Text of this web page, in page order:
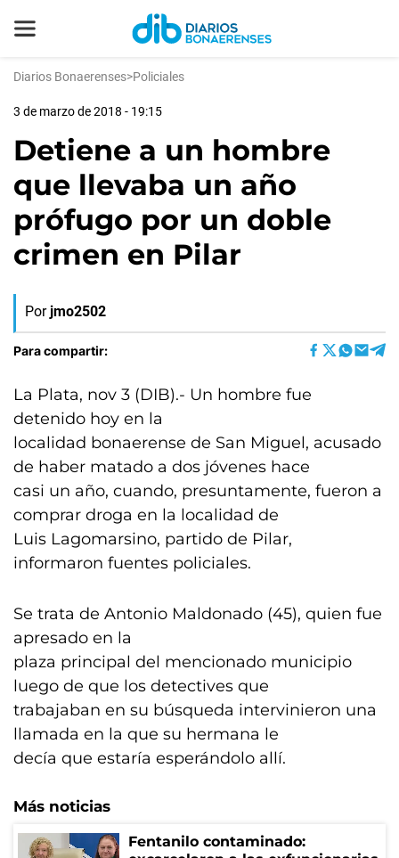
Diarios Bonaerenses>Policiales
3 de marzo de 2018 - 19:15
Detiene a un hombre
que llevaba un año
prófugo por un doble
crimen en Pilar
Por jmo2502
Para compartir:
La Plata, nov 3 (DIB).- Un hombre fue
detenido hoy en la
localidad bonaerense de San Miguel, acusado
de haber matado a dos jóvenes hace
casi un año, cuando, presuntamente, fueron a
comprar droga en la localidad de
Luis Lagomarsino, partido de Pilar,
informaron fuentes policiales.
Se trata de Antonio Maldonado (45), quien fue
apresado en la
plaza principal del mencionado municipio
luego de que los detectives que
trabajaban en su búsqueda intervinieron una
llamada en la que su hermana le
decía que estaría esperándolo allí.
Más noticias
Fentanilo contaminado: